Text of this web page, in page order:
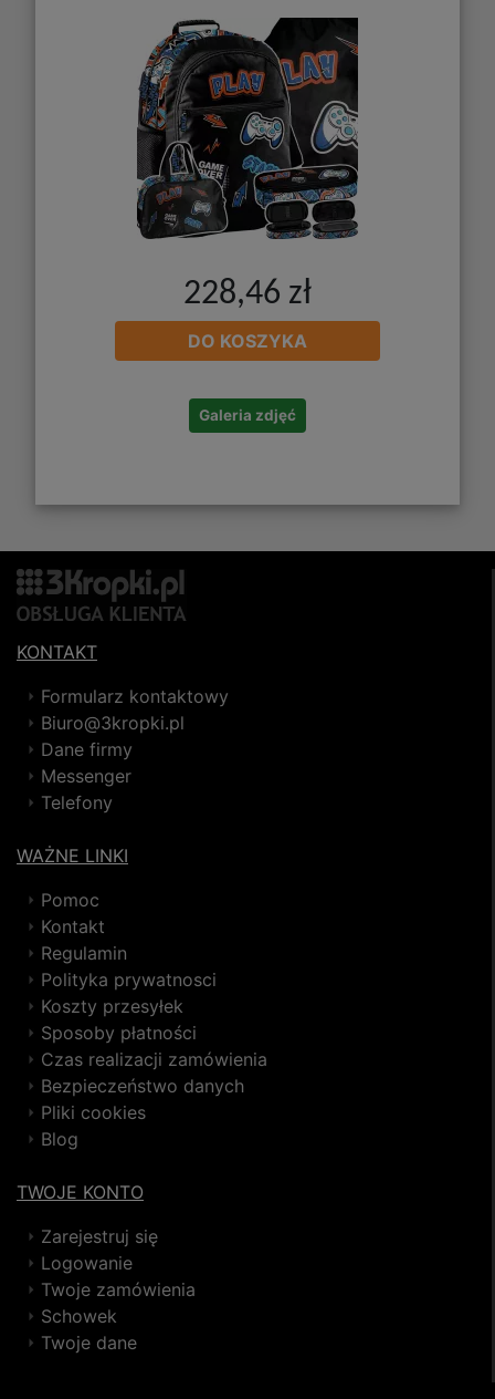
228,46 zł
DO KOSZYKA
Galeria zdjęć
KONTAKT
Formularz kontaktowy
Biuro@3kropki.pl
Dane firmy
Messenger
Telefony
WAŻNE LINKI
Pomoc
Kontakt
Regulamin
Polityka prywatnosci
Koszty przesyłek
Sposoby płatności
Czas realizacji zamówienia
Bezpieczeństwo danych
Pliki cookies
Blog
TWOJE KONTO
Zarejestruj się
Logowanie
Twoje zamówienia
Schowek
Twoje dane